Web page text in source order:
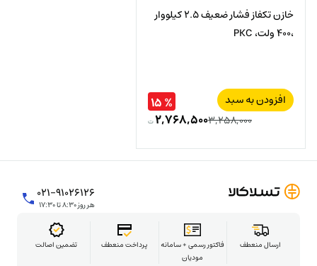
خازن تکفاز فشار ضعیف 2.5 کیلووار
،400 ولت، PKC
افزودن به سبد
۳,۲۵۸,۰۰۰
قیمت
اصلی:
ت
۲,۷۶۸,۵۰۰ت
قیمت
فعلی:
ت.
% ۱۵
۰۲۱-۹۱۰۲۶۱۲۶
هر روز ۸:۳۰ تا ۱۷:۳۰
تضمین اصالت پرداخت منعطف
فاکتور رسمی + سامانه
مودیان
ارسال منعطف